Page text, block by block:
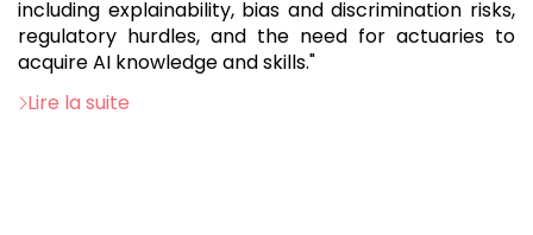
including explainability, bias and discrimination risks,
regulatory hurdles, and the need for actuaries to
acquire AI knowledge and skills."
Lire la suite